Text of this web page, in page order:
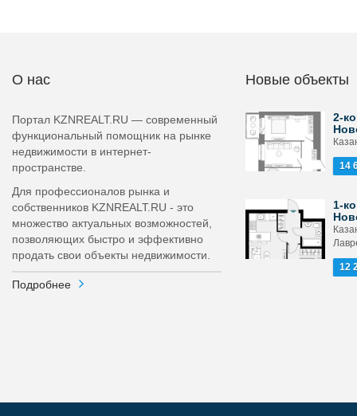
О нас
Портал KZNREALT.RU — современный
функциональный помощник на рынке
недвижимости в интернет-
пространстве.
Для профессионалов рынка и
собственников KZNREALT.RU - это
множество актуальных возможностей,
позволяющих быстро и эффективно
продать свои объекты недвижимости.
Подробнее
Новые объекты
2-
14
1-
12